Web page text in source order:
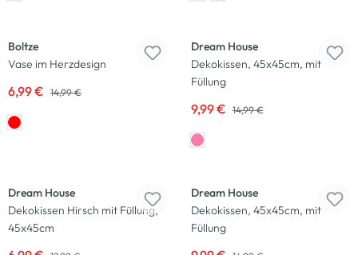
Boltze
Vase im Herzdesign
6,99 € 14,99 €
Dream House
Dekokissen, 45x45cm, mit
Füllung
9,99 € 14,99 €
Dream House
Dekokissen Hirsch mit Füllung,
45x45cm
Dream House
Dekokissen, 45x45cm, mit
Füllung